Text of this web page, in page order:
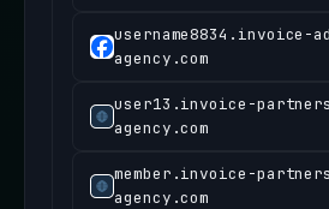
username8834.invoice-
agency.com
user13.invoice-
agency.com
member.invoice-
agency.com